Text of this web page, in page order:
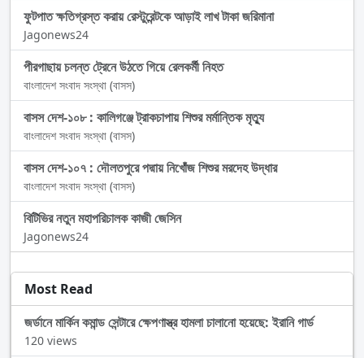
ফুটপাত ক্ষতিগ্রস্ত করায় রেস্টুরেন্টকে আড়াই লাখ টাকা জরিমানা
Jagonews24
পীরগাছায় চলন্ত ট্রেনে উঠতে গিয়ে রেলকর্মী নিহত
বাংলাদেশ সংবাদ সংস্থা (বাসস)
বাসস দেশ-১০৮ : কালিগঞ্জে ট্রাকচাপায় শিশুর মর্মান্তিক মৃত্যু
বাংলাদেশ সংবাদ সংস্থা (বাসস)
বাসস দেশ-১০৭ : দৌলতপুরে পদ্মায় নিখোঁজ শিশুর মরদেহ উদ্ধার
বাংলাদেশ সংবাদ সংস্থা (বাসস)
বিটিভির নতুন মহাপরিচালক কাজী জেসিন
Jagonews24
Most Read
জর্ডানে মার্কিন কমান্ড সেন্টারে ক্ষেপণাস্ত্র হামলা চালানো হয়েছে: ইরানি গার্ড
120 views